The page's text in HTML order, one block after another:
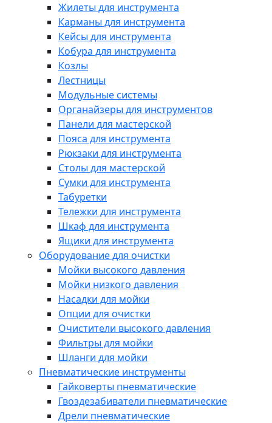
Жилеты для инструмента
Карманы для инструмента
Кейсы для инструмента
Кобура для инструмента
Козлы
Лестницы
Модульные системы
Органайзеры для инструментов
Панели для мастерской
Пояса для инструмента
Рюкзаки для инструмента
Столы для мастерской
Сумки для инструмента
Табуретки
Тележки для инструмента
Шкаф для инструмента
Ящики для инструмента
Оборудование для очистки
Мойки высокого давления
Мойки низкого давления
Насадки для мойки
Опции для очистки
Очистители высокого давления
Фильтры для мойки
Шланги для мойки
Пневматические инструменты
Гайковерты пневматические
Гвоздезабиватели пневматические
Дрели пневматические